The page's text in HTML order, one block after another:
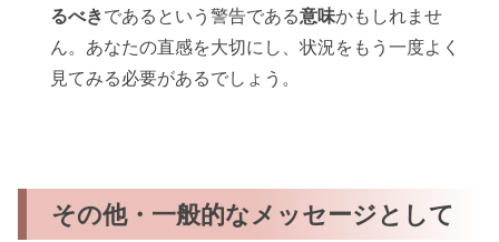
るべきであるという警告である意味かもしれませ
ん。あなたの直感を大切にし、状況をもう一度よく
見てみる必要があるでしょう。
その他・一般的なメッセージとして